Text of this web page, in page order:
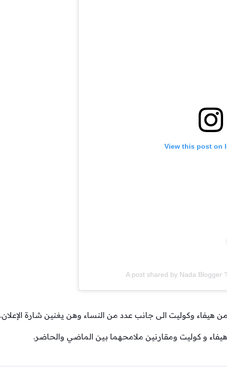
View this post on
A post shared by Nada Blogger
هيفاء وكوليت الى جانب عدد من النساء وهن يغنين شارة الإعلان.
و كوليت ومقارنين ملامحهما بين الماضي والحاضر.